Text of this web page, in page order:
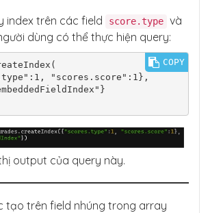
index trên các field score.type và
người dùng có thể thực hiện query:
COPY
output của query này.
tạo trên field nhúng trong array